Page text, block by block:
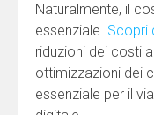
Naturalmente, il
essenziale. Scopri
riduzioni dei costi
ottimizzazioni dei
essenziale per il